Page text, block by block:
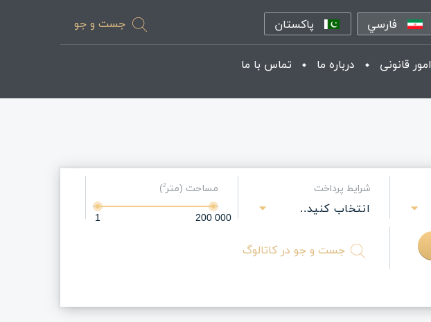
فارسي پاکستان جست و جو
امور قانونی درباره ما تماس با ما
شرایط پرداخت
انتخاب کنید..
مساحت (متر2
)
1
200 000
متن
کنید